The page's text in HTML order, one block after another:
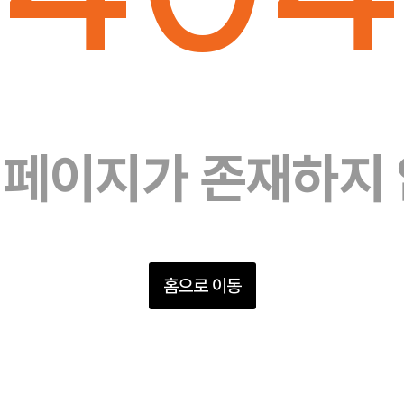
이지가 존재하지
홈으로 이동